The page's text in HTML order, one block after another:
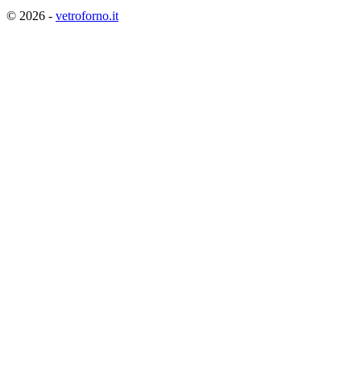
© 2026 - vetroforno.it